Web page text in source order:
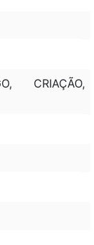
CRIAÇÃO,